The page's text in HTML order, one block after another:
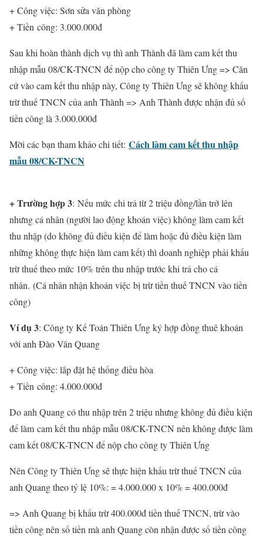
+ Công việc: Sơn sửa văn phòng
+ Tiền công: 3.000.000đ
Sau khi hoàn thành dịch vụ thì anh Thành đã làm cam kết thu
nhập mẫu 08/CK-TNCN để nộp cho công ty Thiên Ưng => Căn
cứ vào cam kết thu nhập này, Công ty Thiên Ưng sẽ không khấu
trừ thuế TNCN của anh Thành => Anh Thành được nhận đủ số
tiền công là 3.000.000đ
Mời các bạn tham khảo chi tiết: Cách làm cam kết thu nhập
mẫu 08/CK-TNCN
+ Trường hợp 3: Nếu mức chi trả từ 2 triệu đồng/lần trở lên
nhưng cá nhân (người lao động khoán việc) không làm cam kết
thu nhập (do không đủ điều kiện để làm hoặc đủ điều kiện làm
những không thực hiện làm cam kết) thì doanh nghiệp phải khấu
trừ thuế theo mức 10% trên thu nhập trước khi trả cho cá
nhân. (Cá nhân nhận khoán việc bị trừ tiền thuế TNCN vào tiền
công)
Ví dụ 3: Công ty Kế Toán Thiên Ưng ký hợp đồng thuê khoán
với anh Đào Văn Quang
+ Công việc: lắp đặt hệ thống điều hòa
+ Tiền công: 4.000.000đ
Do anh Quang có thu nhập trên 2 triệu nhưng không đủ điều kiện
để làm cam kết thu nhập mẫu 08/CK-TNCN nên không được làm
cam kết 08/CK-TNCN để nộp cho công ty Thiên Ưng
Nên Công ty Thiên Ưng sẽ thực hiện khấu trừ thuế TNCN của
anh Quang theo tỷ lệ 10%: = 4.000.000 x 10% = 400.000đ
=> Anh Quang bị khấu trừ 400.000đ tiền thuế TNCN, trừ vào
tiền công nên số tiền mà anh Quang còn nhận được số tiền công